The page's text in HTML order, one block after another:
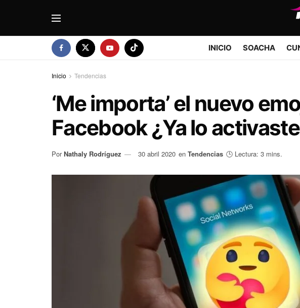
INICIO SOACHA
Inicio Tendencias
‘Me importa’ el nuevo
Facebook ¿Ya lo
Por Nathaly Rodríguez 30 abril 2020 en Tendencias 🕒 Lectura: 3 mins.